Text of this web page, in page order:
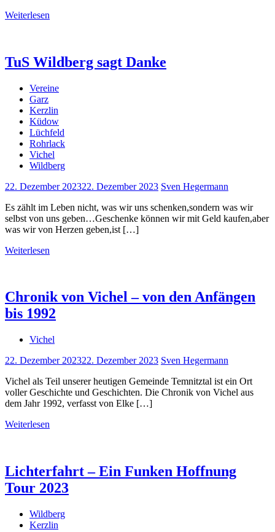
Weiterlesen
TuS Wildberg sagt Danke
Vereine
Garz
Kerzlin
Küdow
Lüchfeld
Rohrlack
Vichel
Wildberg
22. Dezember 202322. Dezember 2023 Sven Hegermann
Es zählt im Leben nicht, was wir uns schenken,sondern was wir
selbst von uns geben…Geschenke können wir mit Geld kaufen,aber
was wir von Herzen geben,ist […]
Weiterlesen
Chronik von Vichel – von den Anfängen
bis 1992
Vichel
22. Dezember 202322. Dezember 2023 Sven Hegermann
Vichel als Teil unserer heutigen Gemeinde Temnitztal ist ein Ort
voller Geschichte und Geschichten. Die Chronik von Vichel aus
dem Jahr 1992, verfasst von Elke […]
Weiterlesen
Lichterfahrt – Ein Funken Hoffnung
Tour 2023
Wildberg
Kerzlin